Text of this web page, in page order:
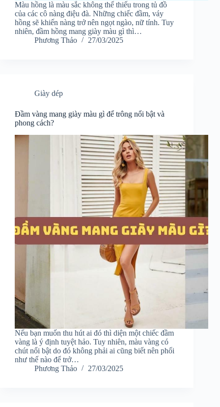
Màu hồng là màu sắc không thể thiếu trong tủ đồ
của các cô nàng điệu đà. Những chiếc đầm, váy
hồng sẽ khiến nàng trở nên ngọt ngào, nữ tính. Tuy
nhiên, đầm hồng mang giày màu gì thì…
Phương Thảo
27/03/2025
Giày dép
Đầm vàng mang giày màu gì để trông nổi bật và
phong cách?
Nếu bạn muốn thu hút ai đó thì diện một chiếc đầm
vàng là ý định tuyệt hảo. Tuy nhiên, màu vàng có
chút nổi bật do đó không phải ai cũng biết nên phối
như thế nào để trở…
Phương Thảo
27/03/2025